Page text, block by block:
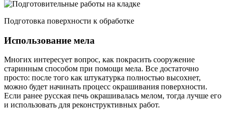
Подготовка поверхности к обработке
Использование мела
Многих интересует вопрос, как покрасить сооружение
старинным способом при помощи мела. Все достаточно
просто: после того как штукатурка полностью высохнет,
можно будет начинать процесс окрашивания поверхности.
Если ранее русская печь окрашивалась мелом, тогда лучше его
и использовать для реконструктивных работ.